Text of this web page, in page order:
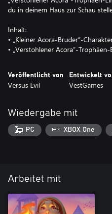
du in deinem Haus zur Schau
Inhalt:
• „Kleiner Acora-Bruder“-
• „Verstohlener Acora“-
Veröffentlicht von
Versus Evil
Entwickelt
VestGames
Wiedergabe mit
PC XBOX One
Arbeitet mit